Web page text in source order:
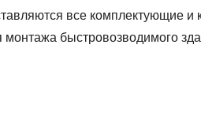
все комплектующие и
монтажа быстровозводимого